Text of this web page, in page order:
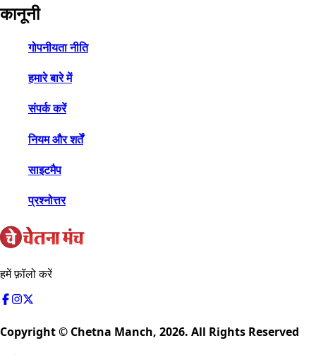
कानूनी
गोपनीयता नीति
हमारे बारे में
संपर्क करें
नियम और शर्तें
साइटमैप
प्रश्नोत्तर
हमें फ़ॉलो करें
Copyright © Chetna Manch, 2026. All Rights Reserved